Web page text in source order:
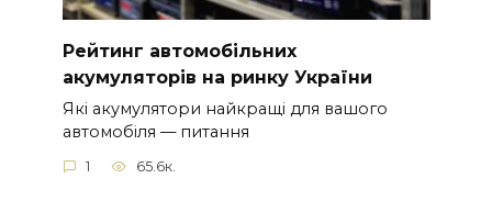
Рейтинг автомобільних
акумуляторів на ринку України
Які акумулятори найкращі для вашого
автомобіля — питання
1 65.6к.